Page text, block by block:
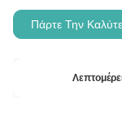
Πάρτε Την